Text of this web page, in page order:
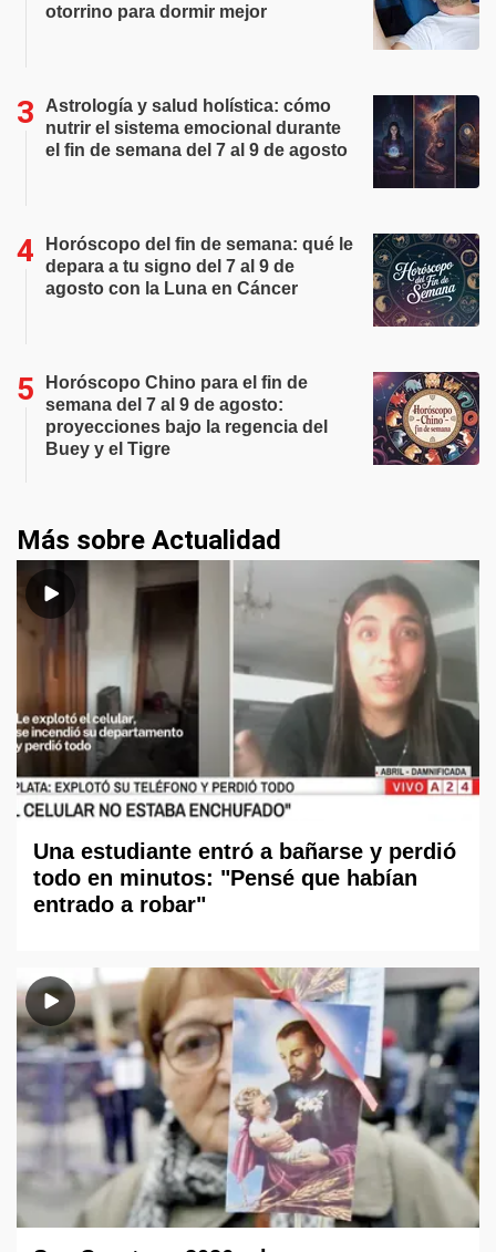
otorrino para dormir mejor
Astrología y salud holística: cómo
nutrir el sistema emocional durante
el fin de semana del 7 al 9 de agosto
Horóscopo del fin de semana: qué le
depara a tu signo del 7 al 9 de
agosto con la Luna en Cáncer
Horóscopo Chino para el fin de
semana del 7 al 9 de agosto:
proyecciones bajo la regencia del
Buey y el Tigre
Más sobre Actualidad
Una estudiante entró a bañarse y perdió
todo en minutos: "Pensé que habían
entrado a robar"